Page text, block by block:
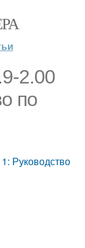
2.00
по
Руководство